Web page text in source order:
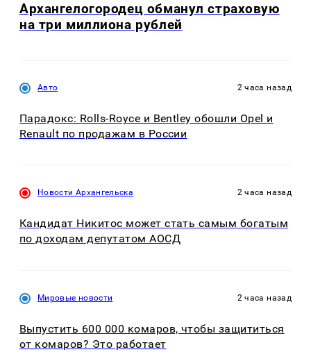
Архангелогородец обманул страховую
на три миллиона рублей
Авто 2 часа назад
Парадокс: Rolls-Royce и Bentley обошли Opel и
Renault по продажам в России
Новости Архангельска 2 часа назад
Кандидат Никитос может стать самым богатым
по доходам депутатом АОСД
Мировые новости 2 часа назад
Выпустить 600 000 комаров, чтобы защититься
от комаров? Это работает